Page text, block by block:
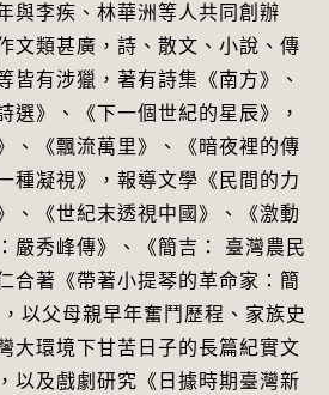
與李疾、林華洲等人共同創辦
文類甚廣，詩、散文、小說、傳
皆有涉獵，著有詩集《南方》、
選》、《下一個世紀的星辰》，
、《飄流萬里》、《暗夜裡的傳
種凝視》，報導文學《民間的力
、《世紀末透視中國》、《激動
嚴秀峰傳》、《簡吉： 臺灣農民
合著《帶著小提琴的革命家：簡
以父母親早年奮鬥歷程、家族史
大環境下甘苦日子的長篇紀實文
以及戲劇研究《日據時期臺灣新